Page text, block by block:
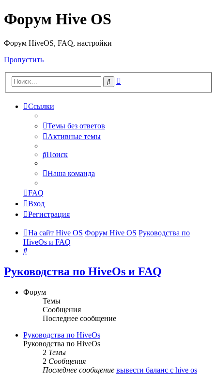
Форум Hive OS
Форум HiveOS, FAQ, настройки
Пропустить
Поиск
Ссылки
Темы без ответов
Активные темы
Поиск
Наша команда
FAQ
Вход
Регистрация
На сайт Hive OS Форум Hive OS Руководства по
HiveOs и FAQ
Поиск
Руководства по HiveOs и FAQ
Форум
Темы
Сообщения
Последнее сообщение
Руководства по HiveOs
Руководства по HiveOs
2 Темы
2 Сообщения
Последнее сообщение вывести баланс с hive os